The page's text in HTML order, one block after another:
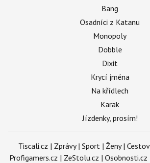
Bang
Osadníci z Katanu
Monopoly
Dobble
Dixit
Krycí jména
Na křídlech
Karak
Jízdenky, prosím!
Tiscali.cz | Zprávy| Sport | Ženy|
Profigamers.cz | ZeStolu.cz | Osobnosti.cz